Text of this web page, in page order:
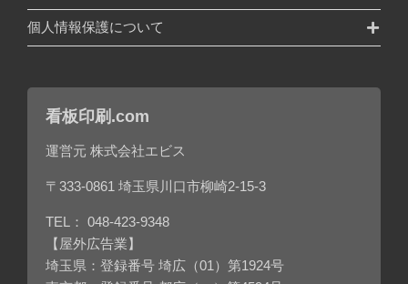
個人情報保護について
看板印刷.com
運営元 株式会社エビス
〒333-0861 埼玉県川口市柳崎2-15-3
TEL： 048-423-9348
【屋外広告業】
埼玉県：登録番号 埼広（01）第1924号